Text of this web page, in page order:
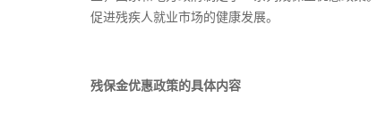
促进残疾人就业市场的健康发展。
残保金优惠政策的具体内容